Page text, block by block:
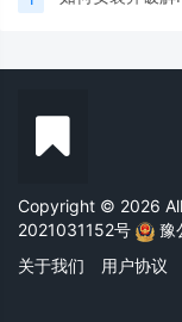
Copyright © 2026
2021031152号
豫
关于我们
用户协议